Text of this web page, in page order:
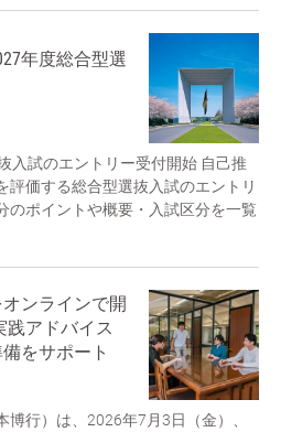
年度総合型選
入試のエントリー受付開始 自己推
評価する総合型選抜入試のエントリ
のポイントや概要・入試区分を一覧
ンラインで開
践アドバイス
をサポート
行）は、2026年7月3日（金）、